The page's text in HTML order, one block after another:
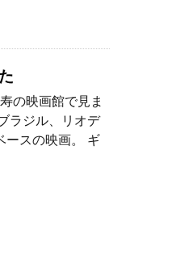
の映画館で見ま
ラジル、リオデ
ースの映画。 ギ